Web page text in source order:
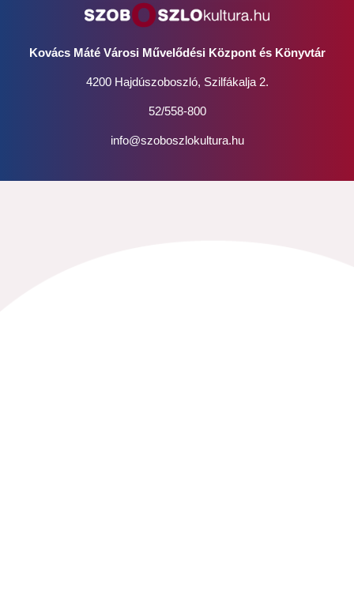
Kovács Máté Városi Művelődési Központ és Könyvtár
4200 Hajdúszoboszló, Szilfákalja 2.
52/558-800
info@szoboszlokultura.hu